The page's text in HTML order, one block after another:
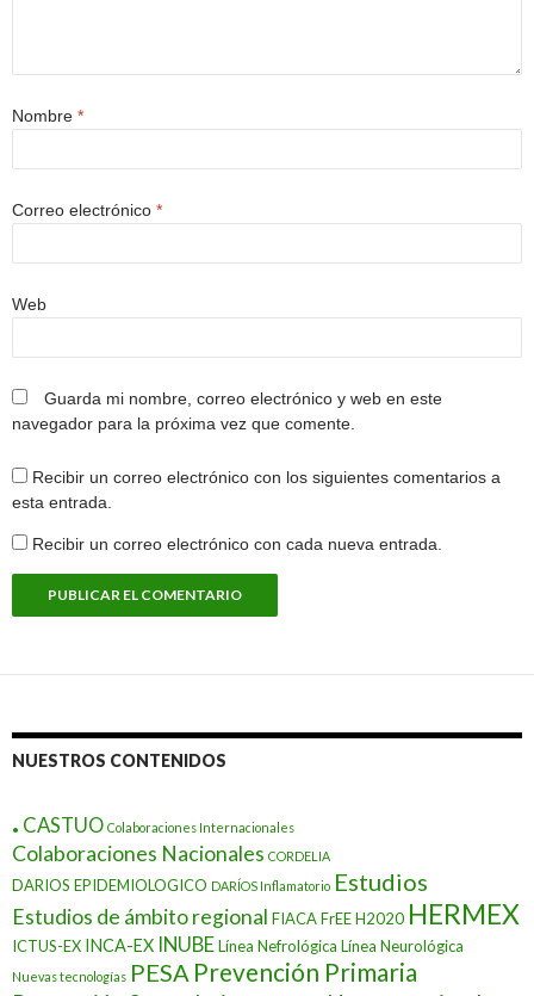
Nombre *
Correo electrónico *
Web
Guarda mi nombre, correo electrónico y web en este
navegador para la próxima vez que comente.
Recibir un correo electrónico con los siguientes comentarios a
esta entrada.
Recibir un correo electrónico con cada nueva entrada.
NUESTROS CONTENIDOS
. CASTUO Colaboraciones Internacionales
Colaboraciones Nacionales CORDELIA
DARIOS EPIDEMIOLOGICO DARÍOS Inflamatorio Estudios
Estudios de ámbito regional FIACAFrEEH2020 HERMEX
ICTUS-EX INCA-EX INUBELínea Nefrológica Línea Neurológica
Nuevas tecnologías PESA Prevención Primaria